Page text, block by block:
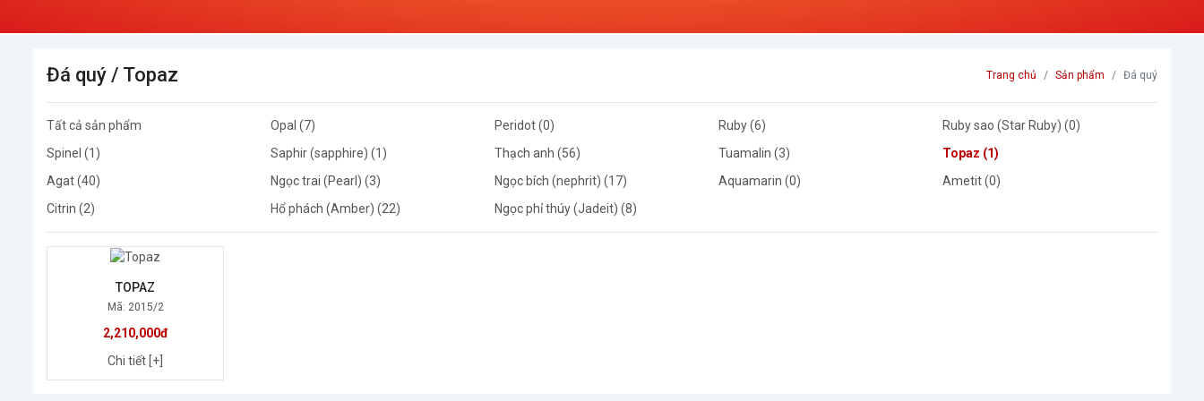
Đá quý / Topaz Trang chủ Sản phẩm Đá quý
Tất cả sản phẩm Opal (7) Peridot (0) Ruby (6)
Ruby sao (Star Ruby) (0)
Spinel (1)
Saphir (sapphire) (1) Thạch anh (56) Tuamalin (3)
Topaz (1)
Agat (40)
Ngọc trai (Pearl) (3) Ngọc bích (nephrit) (17) Aquamarin (0)
Ametit (0)
Citrin (2)
Hổ phách (Amber) (22) Ngọc phỉ thúy (Jadeit) (8)
TOPAZ
Mã: 2015/2
2,210,000đ
Chi tiết [+]